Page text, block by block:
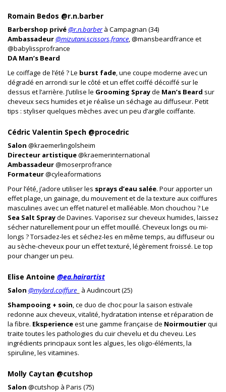
Romain Bedos @r.n.barber
Barbershop privé@r.n.barberà Campagnan (34)
Ambassadeur@mizutani.scissors.france, @mansbeardfrance et
@babylissprofrance
DA Man’s Beard
Le coiffage de l’été ? Le burst fade, une coupe moderne avec un
dégradé en arrondi sur le côté et un effet coiffé décoiffé sur le
dessus et l’arrière. J’utilise le Grooming Sprayde Man’s Beard sur
cheveux secs humides et je réalise un séchage au diffuseur. Petit
tips : styliser quelques mèches avec un peu d’argile coiffante.
Cédric Valentin Spech @procedric
Salon @kraemerlingolsheim
Directeur artistique@kraemerinternational
Ambassadeur@moserprofrance
Formateur@cyleaformations
Pour l’été, j’adore utiliser les sprays d’eau salée. Pour apporter un
effet plage, un gainage, du mouvement et de la texture aux coiffures
masculines avec un effet naturel et malléable. Mon chouchou ? Le
Sea Salt Sprayde Davines. Vaporisez sur cheveux humides, laissez
sécher naturellement pour un effet mouillé. Cheveux longs ou mi-
longs ? Torsadez-les et séchez-les en même temps, au diffuseur ou
au sèche-cheveux pour un effet texturé, légèrement froissé. Le top
pour changer un peu.
Elise Antoine @ea.hairartist
Salon @mylord.coiffure _ à Audincourt (25)
Shampooing + soin, ce duo de choc pour la saison estivale
redonne aux cheveux, vitalité, hydratation intense et réparation de
la fibre. Eksperienceest une gamme française de Noirmoutierqui
traite toutes les pathologies du cuir chevelu et du cheveu. Les
ingrédients principaux sont les algues, les oligo-éléments, la
spiruline, les vitamines.
Molly Caytan @cutshop
Salon @cutshop à Paris (75)